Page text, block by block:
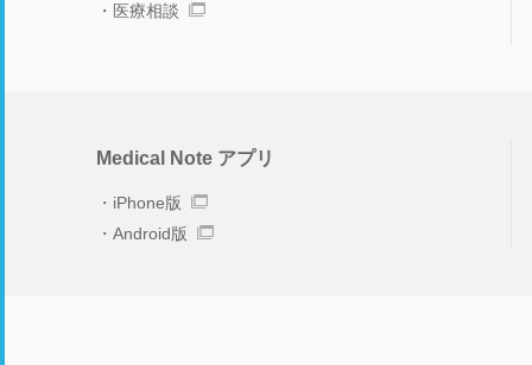
医療相談
Medical Note アプリ
iPhone版
Android版